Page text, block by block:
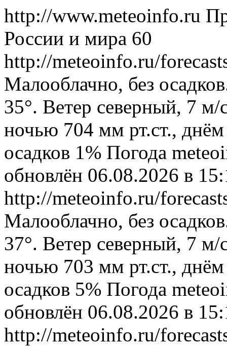
http://www.meteoinfo.ru
России и мира 60
http://meteoinfo.ru/
Малооблачно, без
35°. Ветер северный, 7
ночью 704 мм рт.ст.,
осадков 1% Погода
обновлён 06.08.2026 в
http://meteoinfo.ru/
Малооблачно, без
37°. Ветер северный, 7
ночью 703 мм рт.ст.,
осадков 5% Погода
обновлён 06.08.2026 в
http://meteoinfo.ru/